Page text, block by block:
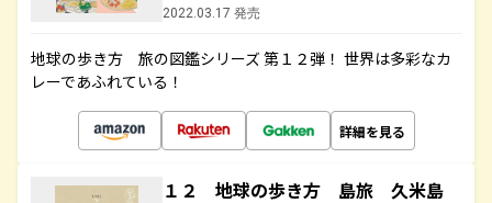
2022.03.17 発売
地球の歩き方 旅の図鑑シリーズ 第１２弾！ 世界は多彩なカ
レーであふれている！
詳細を見る
１２ 地球の歩き方 島旅 久米島